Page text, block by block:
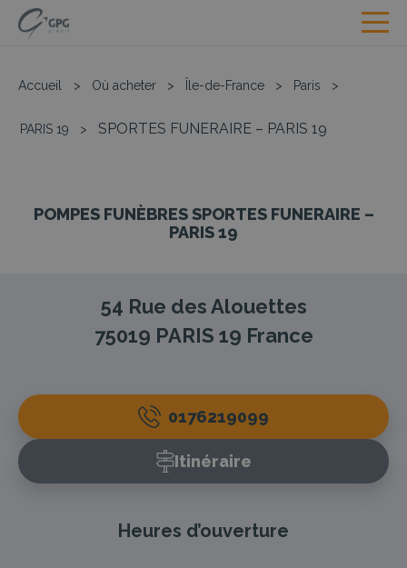
Accueil > Où acheter > Île-de-France > Paris >
PARIS 19 > SPORTES FUNERAIRE – PARIS 19
POMPES FUNÈBRES SPORTES FUNERAIRE –
PARIS 19
54 Rue des Alouettes
75019 PARIS 19 France
0176219099
Itinéraire
Heures d’ouverture